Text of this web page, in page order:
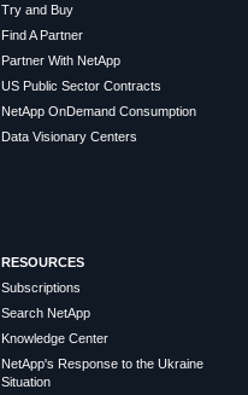
Try and Buy
Find A Partner
Partner With NetApp
US Public Sector Contracts
NetApp OnDemand Consumption
Data Visionary Centers
RESOURCES
Subscriptions
Search NetApp
Knowledge Center
NetApp's Response to the Ukraine
Situation